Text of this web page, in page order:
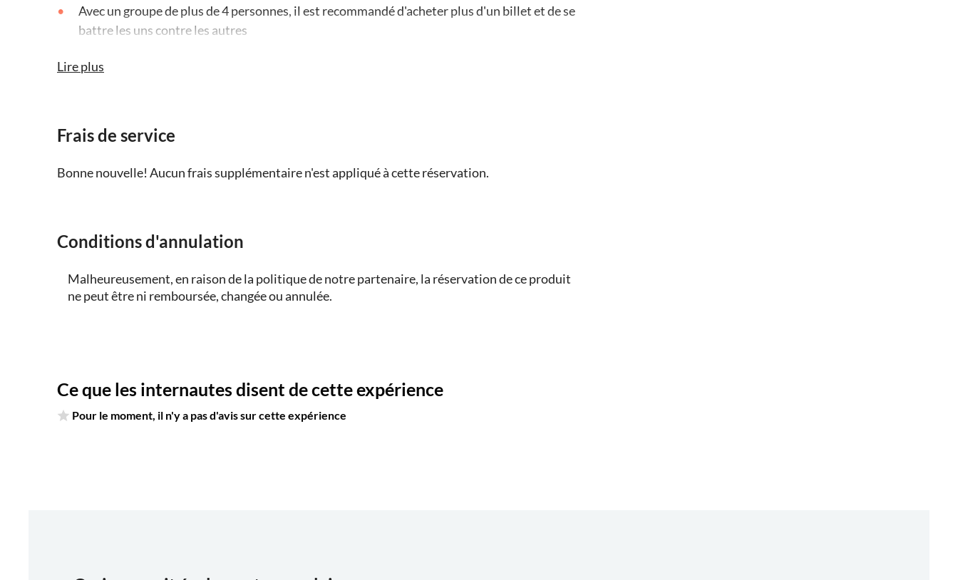
Avec un groupe de plus de 4 personnes, il est recommandé d'acheter plus d'un billet et de se
battre les uns contre les autres
N'oubliez pas de télécharger l'application avant le début de la visite
Lire plus
Frais de service
Bonne nouvelle! Aucun frais supplémentaire n'est appliqué à cette réservation.
Conditions d'annulation
Malheureusement, en raison de la politique de notre partenaire, la réservation de ce produit
ne peut être ni remboursée, changée ou annulée.
Ce que les internautes disent de cette expérience
Pour le moment, il n'y a pas d'avis sur cette expérience